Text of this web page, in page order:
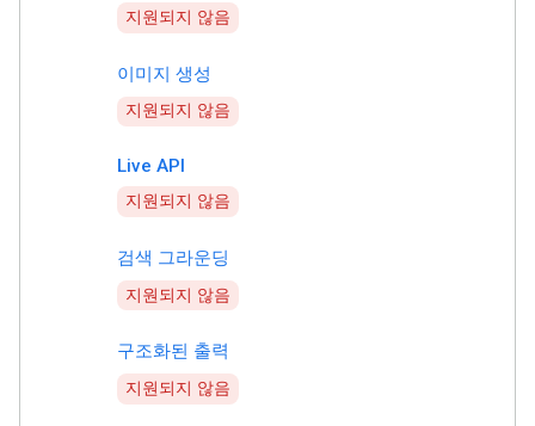
지원되지 않음
이미지 생성
지원되지 않음
Live API
지원되지 않음
검색 그라운딩
지원되지 않음
구조화된 출력
지원되지 않음